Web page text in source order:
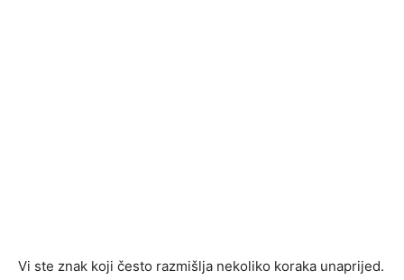
Vi ste znak koji često razmišlja nekoliko koraka unaprijed.